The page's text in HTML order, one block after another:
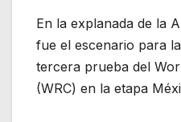
En la explanada de la
fue el escenario para
tercera prueba del
(WRC) en la etapa